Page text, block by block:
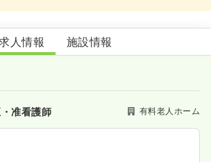
ＳＯＫケアホーム川口東本郷
人情報 施設情報
准看護師 有料老人ホーム